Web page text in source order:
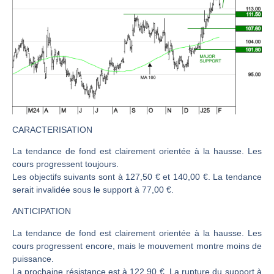
CAC 40 : Vers un nouveau record ? Analyse avant la décision de la Fed | Denis Desclos – Chrono CAC
Bernard Prats-Desclaux : Penser les marchés à l’ère des ruptures | Interview Littéraire
LVMH : Un rebond à confirmer | Bernard Prats-Desclaux – Market Movers
GBP/USD : Un premier ministre déjà sur le scelette | Philippe Lhermie – Flash Forex
La France, maillon faible de l’Europe ! | Jean-Louis Cussac – Chrono CAC
CARACTERISATION
La tendance de fond est clairement orientée à la hausse. Les
cours progressent toujours.
Les objectifs suivants sont à 127,50 € et 140,00 €. La tendance
serait invalidée sous le support à 77,00 €.
ANTICIPATION
La tendance de fond est clairement orientée à la hausse. Les
cours progressent encore, mais le mouvement montre moins de
puissance.
La prochaine résistance est à 122,90 €. La rupture du support à